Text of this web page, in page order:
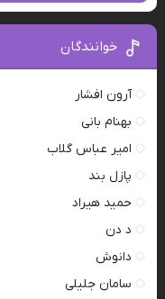
خوانندگان
آرون افشار
بهنام بانی
امیر عباس گلاب
پازل بند
حمید هیراد
د دن
دانوش
سامان جلیلی